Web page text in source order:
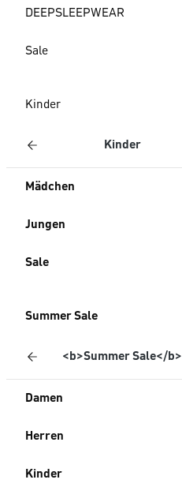
DEEPSLEEPWEAR
Sale
Kinder
Kinder
Mädchen
Jungen
Sale
Summer Sale
<b>Summer Sale</b>
Damen
Herren
Kinder